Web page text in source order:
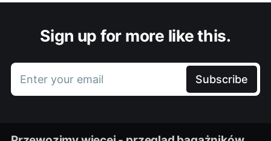
Sign up for more like this.
Enter your email Subscribe